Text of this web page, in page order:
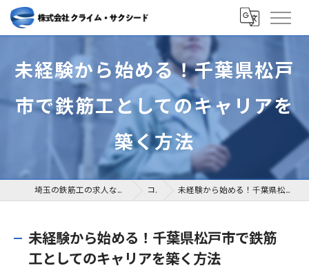
未経験から始める！千葉県松戸
市で鉄筋工としてのキャリアを
築く方法
埼玉の鉄筋工の求人なら株式会社クライム・サクシード コラム 未経験から始める！千葉県松戸市で鉄筋工としてのキャリアを築く方法
未経験から始める！千葉県松戸市で鉄筋
工としてのキャリアを築く方法